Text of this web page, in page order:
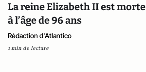
La reine Elizabeth II est morte
à l’âge de 96 ans
Rédaction d'Atlantico
1 min de lecture